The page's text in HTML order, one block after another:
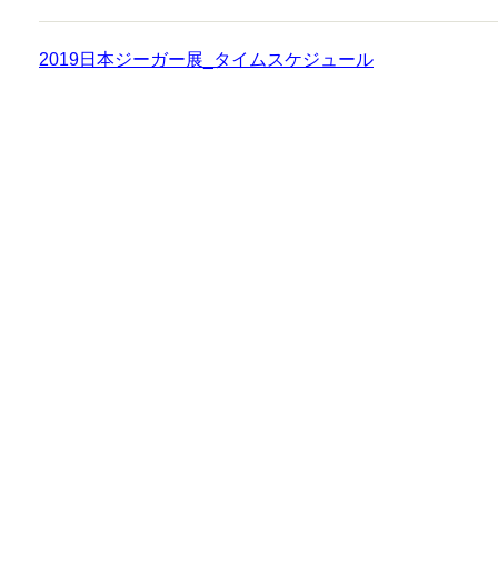
2019日本ジーガー展_タイムスケジュール